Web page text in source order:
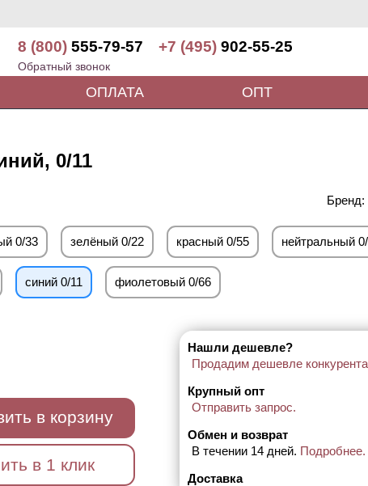
8 (800) 555-79-57 +7 (495) 902-55-25
Обратный звонок
ОПЛАТА ОПТ
0/11
Бренд:
0/33 зелёный 0/22 красный 0/55 нейтральный
синий 0/11 фиолетовый 0/66
в корзину
в 1 клик
Нашли дешевле?
Продадим дешевле
Крупный опт
Отправить запрос.
Обмен и возврат
В течении 14 дней. Подробнее.
Доставка